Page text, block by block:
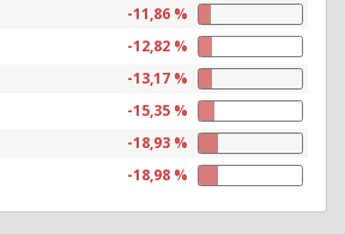
-11,86 %
-12,82 %
-13,17 %
-15,35 %
-18,93 %
-18,98 %